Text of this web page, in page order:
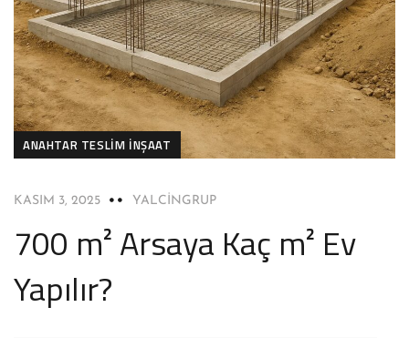
ANAHTAR TESLIM İNŞAAT
KASIM 3, 2025 YALCINGRUP
700 m² Arsaya Kaç m² Ev
Yapılır?